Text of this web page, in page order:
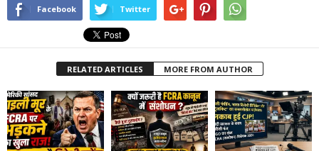
Facebook Twitter
RELATED ARTICLES MORE FROM AUTHOR